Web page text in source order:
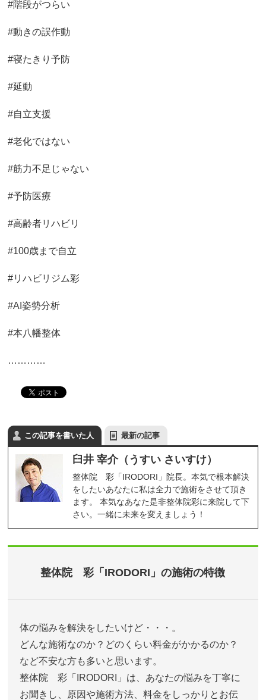
#階段がつらい
#動きの誤作動
#寝たきり予防
#延動
#自立支援
#老化ではない
#筋力不足じゃない
#予防医療
#高齢者リハビリ
#100歳まで自立
#リハビリジム彩
#AI姿勢分析
#本八幡整体
…………
この記事を書いた人 最新の記事
臼井 宰介（うすい さいすけ）
整体院 彩「IRODORI」院長。本気で根本解決
をしたいあなたに私は全力で施術をさせて頂き
ます。 本気なあなた是非整体院彩に来院して下
さい。一緒に未来を変えましょう！
整体院 彩「IRODORI」の施術の特徴
体の悩みを解決をしたいけど・・・。
どんな施術なのか？どのくらい料金がかかるのか？
など不安な方も多いと思います。
整体院 彩「IRODORI」は、あなたの悩みを丁寧に
お聞きし、原因や施術方法、料金をしっかりとお伝